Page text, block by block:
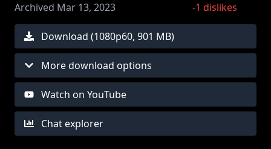
Archived Mar 13, 2023
-1 dislikes
Download (1080p60, 901 MB)
More download options
Watch on YouTube
Chat explorer